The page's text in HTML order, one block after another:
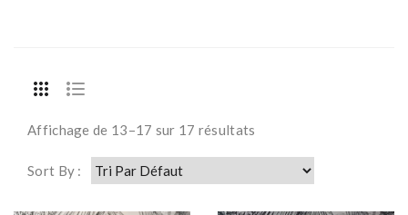
Affichage de 13–17 sur 17 résultats
Sort By :